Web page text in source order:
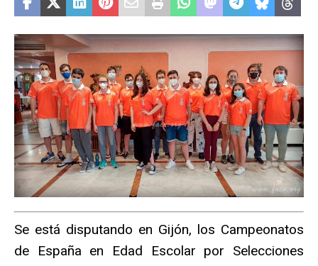
Se está disputando en Gijón, los Campeonatos
de España en Edad Escolar por Selecciones